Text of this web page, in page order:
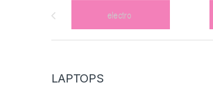
LAPTOPS